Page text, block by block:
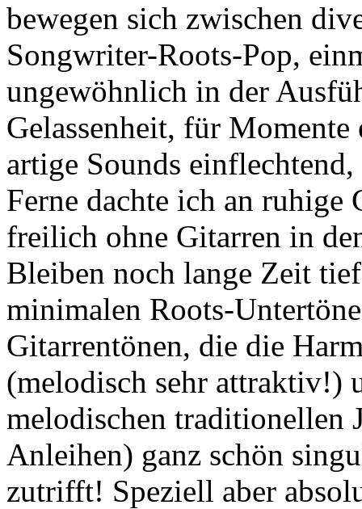
bewegen sich zwischen
Songwriter-Roots-Pop,
ungewöhnlich in der
Gelassenheit, für
artige Sounds
Ferne dachte ich an ruhige
freilich ohne Gitarren in
Bleiben noch lange Zeit
minimalen Roots-
Gitarrentönen, die die
(melodisch sehr attraktiv!)
melodischen traditionellen
Anleihen) ganz schön
zutrifft! Speziell aber